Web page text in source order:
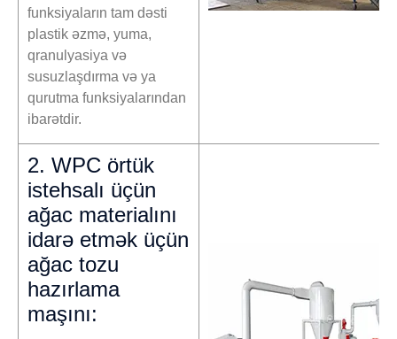
funksiyaların tam dəsti
plastik əzmə, yuma,
qranulyasiya və
susuzlaşdırma və ya
qurutma funksiyalarından
ibarətdir.
2. WPC örtük
istehsalı üçün
ağac materialını
idarə etmək üçün
ağac tozu
hazırlama
maşını: